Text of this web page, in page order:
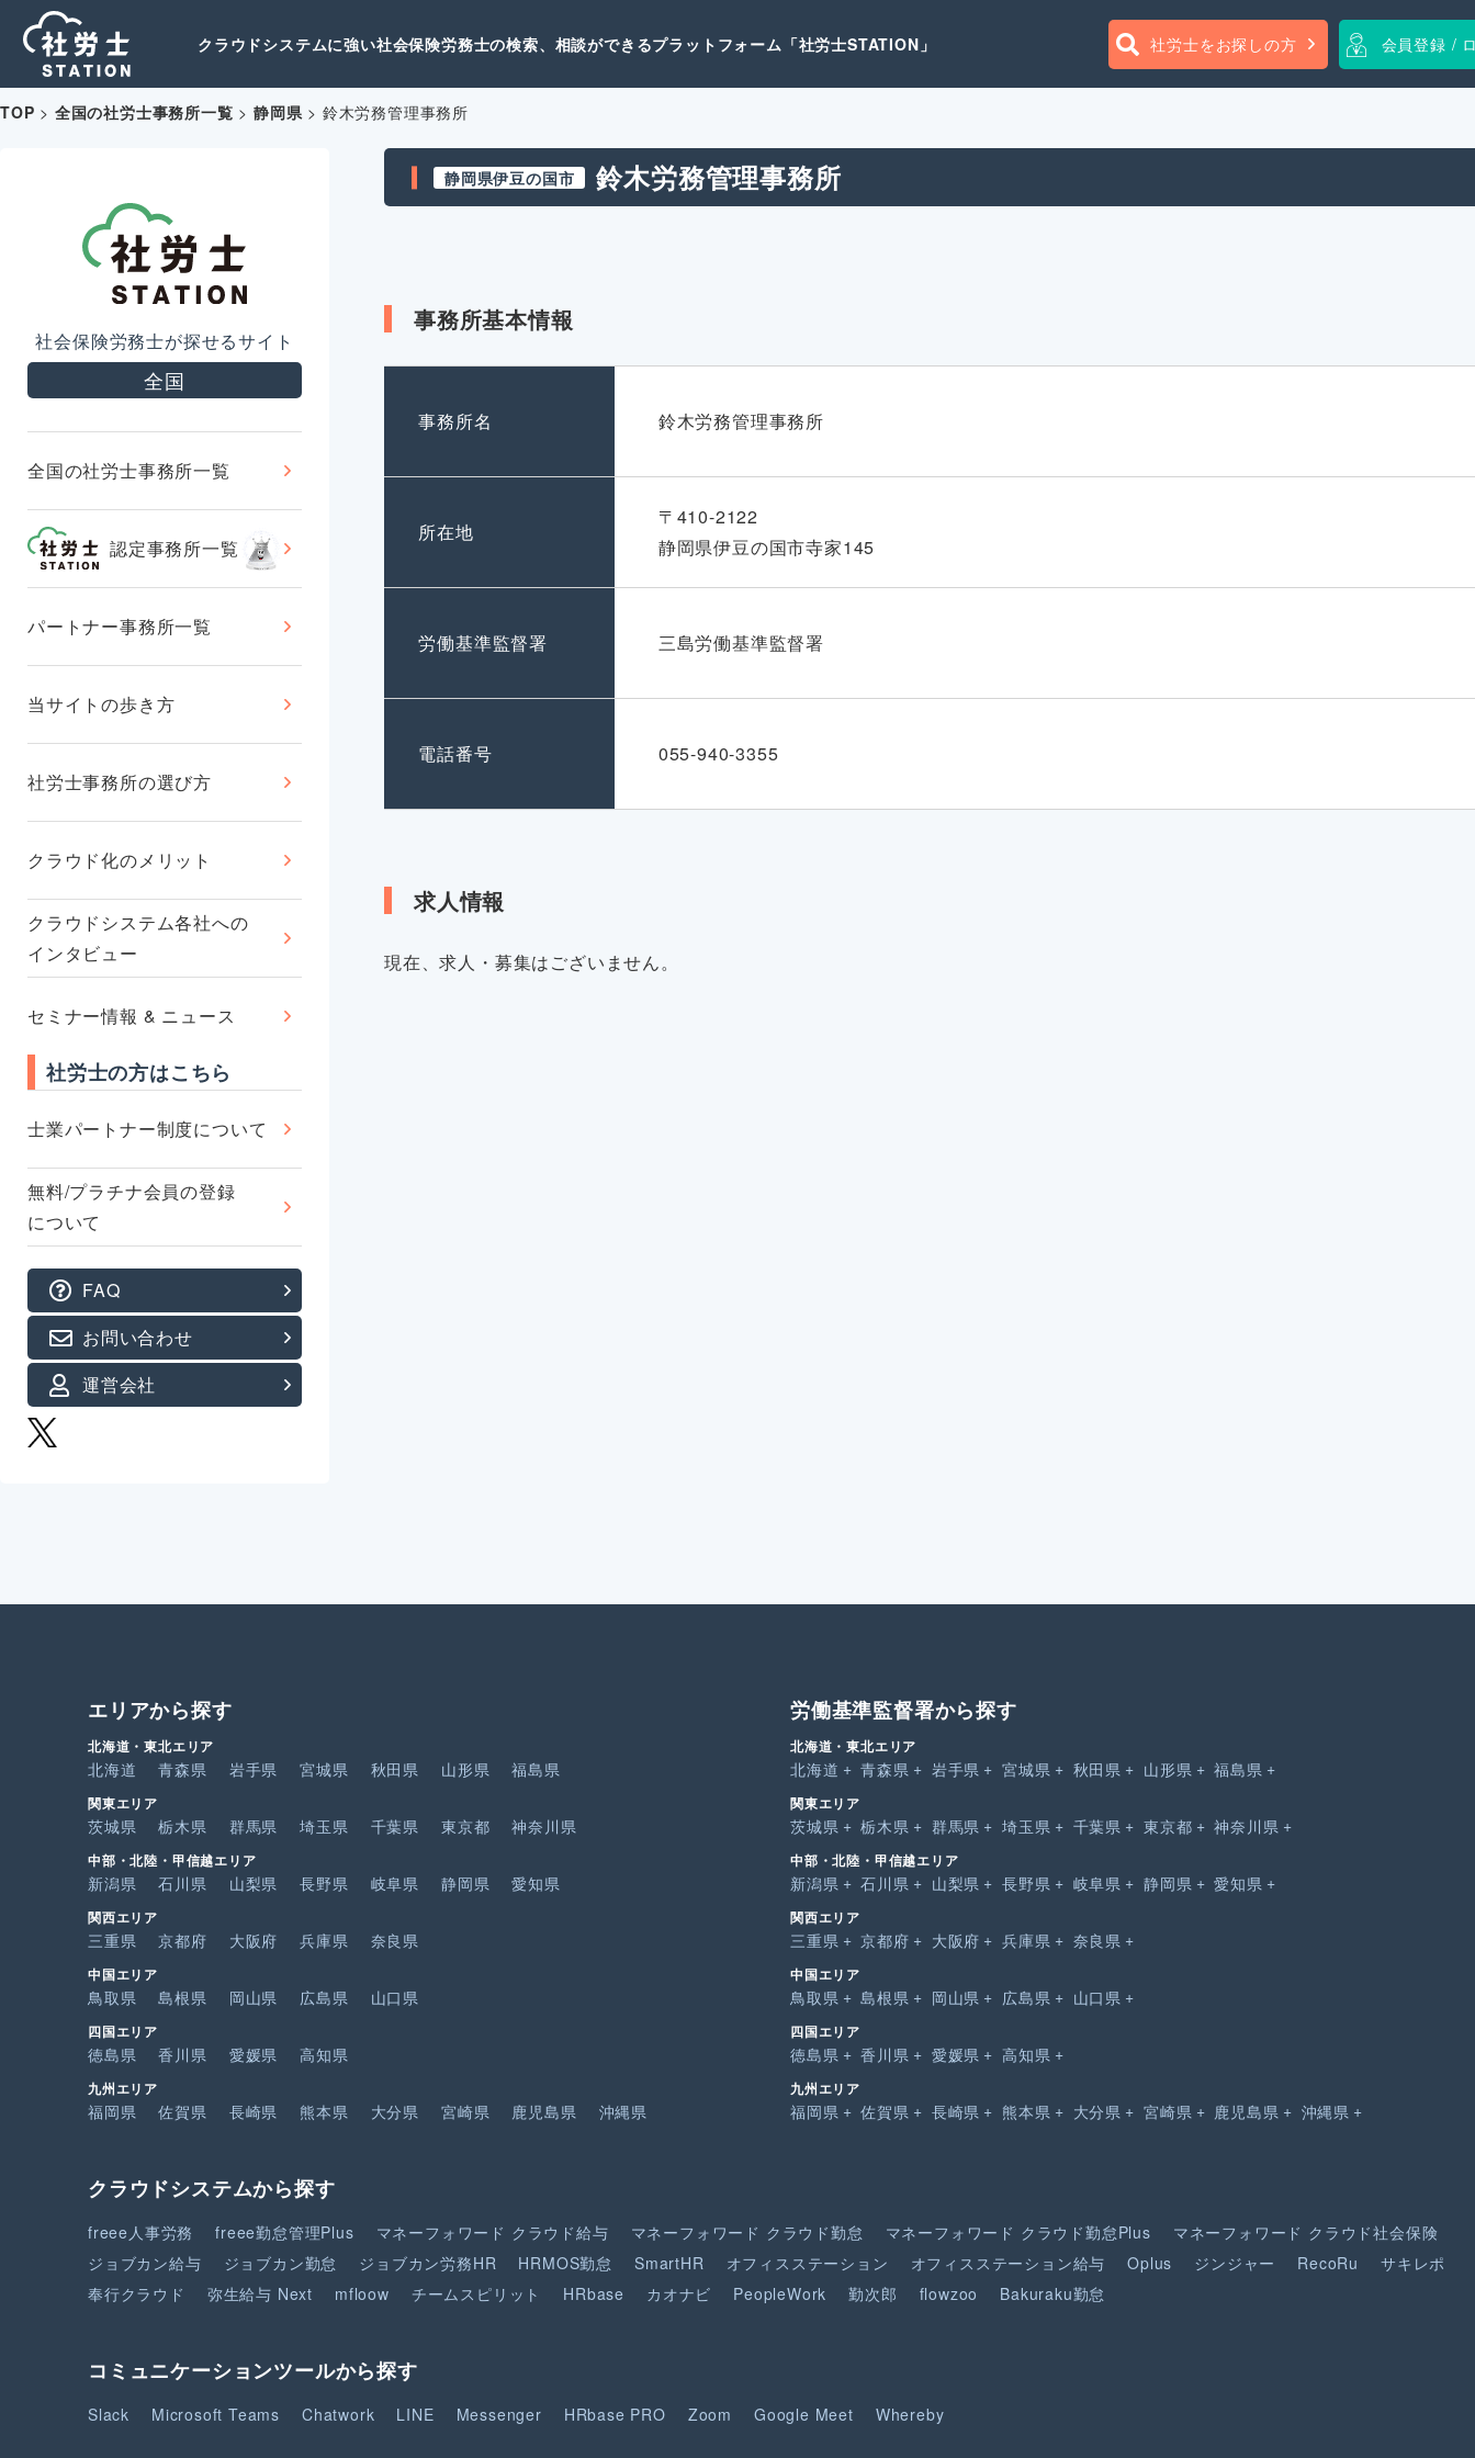
クラウドシステムに強い社会保険労務士の検索、相談ができるプラットフォーム「社労士STATION」 社労士をお探しの方 会員登録 /
TOP > 全国の社労士事務所一覧 >静岡県> 鈴木労務管理事務所
社会保険労務士が探せるサイト
全国
全国の社労士事務所一覧
認定事務所一覧
パートナー事務所一覧
当サイトの歩き方
社労士事務所の選び方
クラウド化のメリット
クラウドシステム各社への
インタビュー
セミナー情報 & ニュース
社労士の方はこちら
士業パートナー制度について
無料/プラチナ会員の登録
について
FAQ
お問い合わせ
運営会社
静岡県伊豆の国市 鈴木労務管理事務所
事務所基本情報
事務所名 鈴木労務管理事務所
所在地
〒410-2122
静岡県伊豆の国市寺家145
労働基準監督署 三島労働基準監督署
電話番号 055-940-3355
求人情報
現在、求人・募集はございません。
エリアから探す
北海道・東北エリア
北海道 青森県 岩手県 宮城県 秋田県 山形県 福島県
関東エリア
茨城県 栃木県 群馬県 埼玉県 千葉県 東京都 神奈川県
中部・北陸・甲信越エリア
新潟県 石川県 山梨県 長野県 岐阜県 静岡県 愛知県
関西エリア
三重県 京都府 大阪府 兵庫県 奈良県
中国エリア
鳥取県 島根県 岡山県 広島県 山口県
四国エリア
徳島県 香川県 愛媛県 高知県
九州エリア
福岡県 佐賀県 長崎県 熊本県 大分県 宮崎県 鹿児島県 沖縄県
労働基準監督署から探す
北海道・東北エリア
北海道 青森県 岩手県 宮城県 秋田県 山形県 福島県
関東エリア
茨城県 栃木県 群馬県 埼玉県 千葉県 東京都 神奈川県
中部・北陸・甲信越エリア
新潟県 石川県 山梨県 長野県 岐阜県 静岡県 愛知県
関西エリア
三重県 京都府 大阪府 兵庫県 奈良県
中国エリア
鳥取県 島根県 岡山県 広島県 山口県
四国エリア
徳島県 香川県 愛媛県 高知県
九州エリア
福岡県 佐賀県 長崎県 熊本県 大分県 宮崎県 鹿児島県 沖縄県
クラウドシステムから探す
freee人事労務 freee勤怠管理Plus マネーフォワード クラウド給与 マネーフォワード クラウド勤怠 マネーフォワード クラウド勤怠Plus マネーフォワード クラウド社会保険
ジョブカン給与
ジョブカン勤怠 ジョブカン労務HR HRMOS勤怠 SmartHR オフィスステーション オフィスステーション給与 Oplus ジンジャー RecoRu
サキレポ
奉行クラウド
弥生給与 Next mfloow チームスピリット HRbase カオナビ PeopleWork 勤次郎 flowzoo Bakuraku勤怠
コミュニケーションツールから探す
Slack Microsoft Teams Chatwork LINE Messenger HRbase PRO Zoom Google Meet Whereby